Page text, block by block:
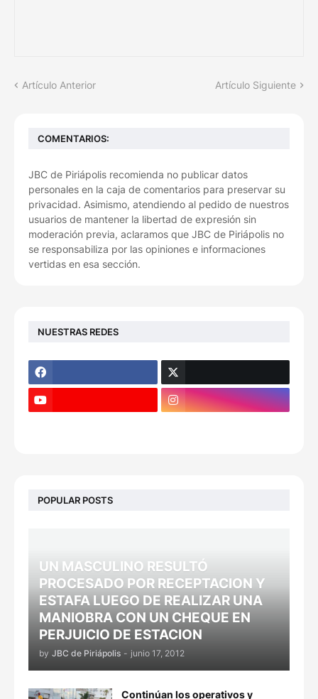
Artículo Anterior Artículo Siguiente
COMENTARIOS:
JBC de Piriápolis recomienda no publicar datos
personales en la caja de comentarios para preservar su
privacidad. Asimismo, atendiendo al pedido de nuestros
usuarios de mantener la libertad de expresión sin
moderación previa, aclaramos que JBC de Piriápolis no
se responsabiliza por las opiniones e informaciones
vertidas en esa sección.
NUESTRAS REDES
POPULAR POSTS
UN MASCULINO RESULTÓ
PROCESADO POR RECEPTACION Y
ESTAFA LUEGO DE REALIZAR UNA
MANIOBRA CON UN CHEQUE EN
PERJUICIO DE ESTACION
by JBC de Piriápolis - junio 17, 2012
Continúan los operativos y